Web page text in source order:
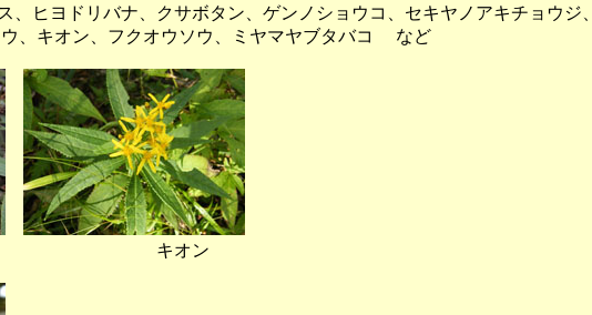
ヒヨドリバナ、クサボタン、ゲンノショウコ、セキヤノアキチョウジ、
、キオン、フクオウソウ、ミヤマヤブタバコ など
ウ キオン